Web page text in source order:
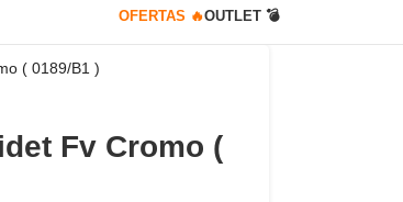
OFERTAS 🔥OUTLET 💣
( 0189/B1 )
Fv Cromo (